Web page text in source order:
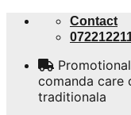
Skip
Contact
comanda care
traditionala